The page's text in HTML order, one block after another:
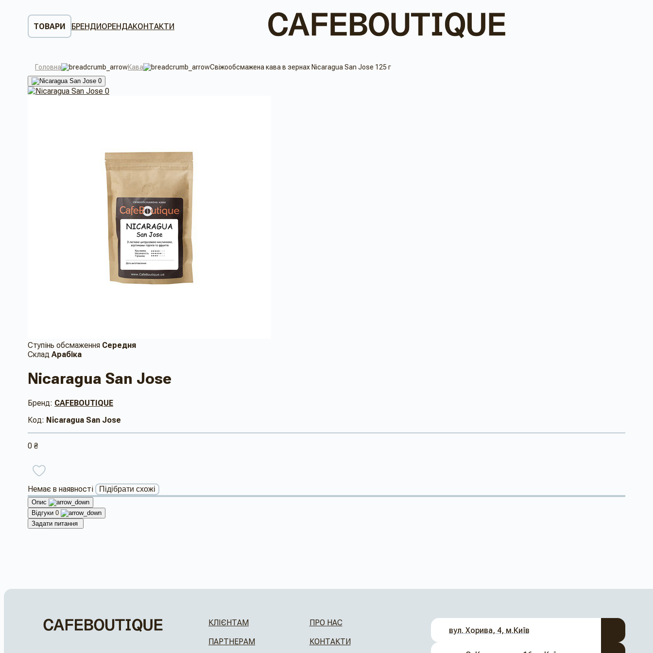
ТОВАРИ БРЕНДИОРЕНДАКОНТАКТИ
Головна Кава Свіжообсмажена кава в зернах Nicaragua San Jose 125 г
Ступінь обсмаження Середня
Склад Арабіка
Nicaragua San Jose
Бренд: CAFEBOUTIQUE
Код: Nicaragua San Jose
0 ₴
Немає в наявності Підібрати схожі
Опис
Відгуки 0
Задати питання
КЛІЄНТАМ
ПАРТНЕРАМ
ПРО НАС
КОНТАКТИ
вул. Хорива, 4, м.Київ